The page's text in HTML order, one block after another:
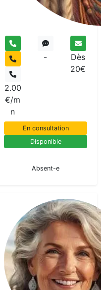
2.00
€/m
n
-
Dès
20€
En consultation
Disponible
Absent-e
Greg
Medium
pur